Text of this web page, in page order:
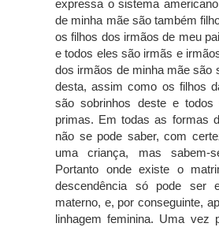
expressa o sistema
de minha mãe são também
os filhos dos irmãos de meu
e todos eles são irmãs e
dos irmãos de minha mãe são
desta, assim como os filhos
são sobrinhos deste e
primas. Em todas as formas
não se pode saber, com
uma criança, mas
Portanto onde existe o
descendência só pode ser
materno, e, por conseguinte,
linhagem feminina. Uma vez